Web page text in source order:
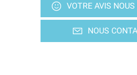
VOTRE AVIS
NOUS